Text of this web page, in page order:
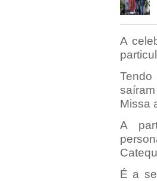
A
Tendo
Missa
A
É a